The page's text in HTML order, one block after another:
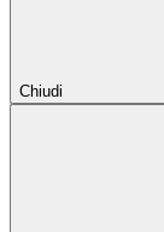
Chiudi